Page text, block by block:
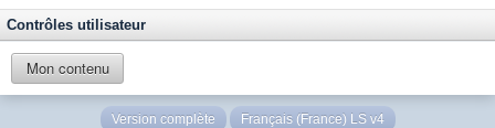
Contrôles utilisateur
Mon contenu
Version complète Français (France) LS v4